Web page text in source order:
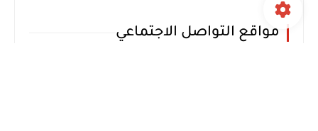
مواقع التواصل الاجتماعي